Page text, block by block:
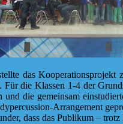
das
die Klassen 1-4 der
die gemeinsam
Arrangement
dass das Publikum –